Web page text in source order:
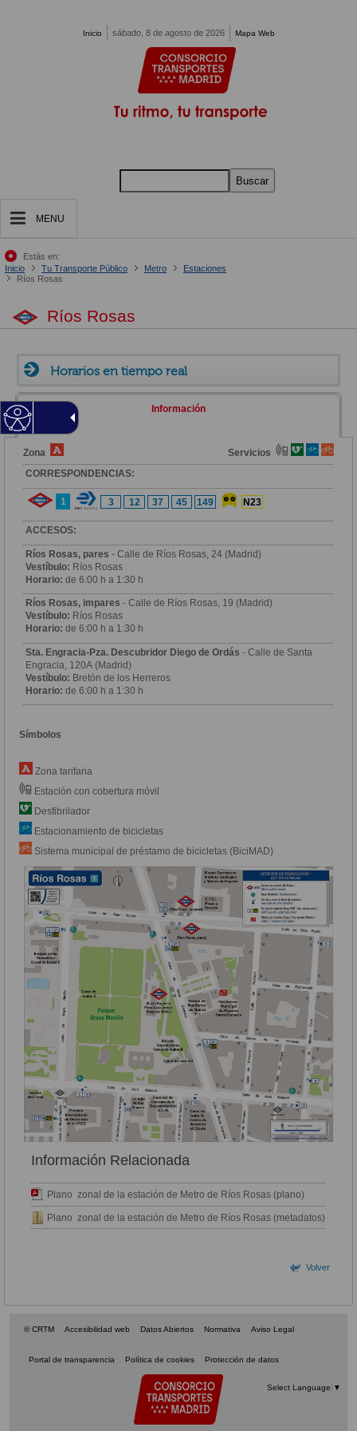
Inicio sábado, 8 de agosto de 2026 Mapa Web
Buscar
MENU
Estás en:
Inicio
Tu Transporte Público Metro
Estaciones
Ríos Rosas
Ríos Rosas
Horarios en tiempo real
Información
Zona
Servicios
CORRESPONDENCIAS:
1 3 12 37 45 149 N23
ACCESOS:
Ríos Rosas, pares - Calle de Ríos Rosas, 24 (Madrid)
Vestíbulo: Ríos Rosas
Horario: de 6:00 h a 1:30 h
Ríos Rosas, impares - Calle de Ríos Rosas, 19 (Madrid)
Vestíbulo: Ríos Rosas
Horario: de 6:00 h a 1:30 h
Sta. Engracia-Pza. Descubridor Diego de Ordás - Calle de Santa
Engracia, 120A (Madrid)
Vestíbulo: Bretón de los Herreros
Horario: de 6:00 h a 1:30 h
Símbolos
Zona tarifaria
Estación con cobertura móvil
Desfibrilador
Estacionamiento de bicicletas
Sistema municipal de préstamo de bicicletas (BiciMAD)
Información Relacionada
Plano zonal de la estación de Metro de Ríos Rosas (plano)
Plano zonal de la estación de Metro de Ríos Rosas (metadatos)
Volver
© CRTM Accesibilidad web Datos Abiertos Normativa Aviso Legal
Portal de transparencia Política de cookies Protección de datos
Select Language ▼